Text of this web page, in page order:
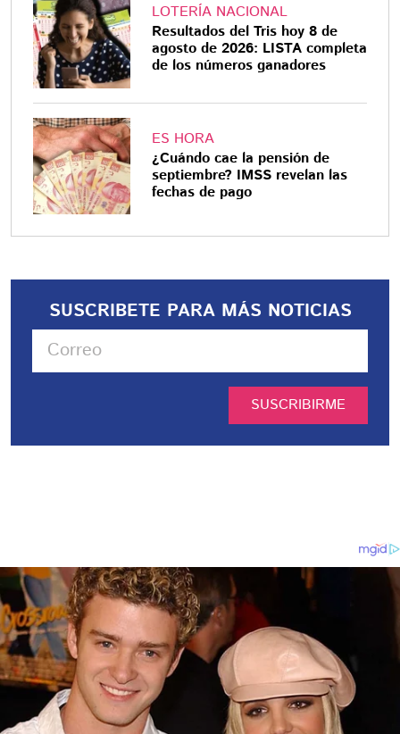
LOTERÍA NACIONAL
Resultados del Tris hoy 8 de
agosto de 2026: LISTA completa
de los números ganadores
ES HORA
¿Cuándo cae la pensión de
septiembre? IMSS revelan las
fechas de pago
SUSCRIBETE PARA MÁS NOTICIAS
SUSCRIBIRME